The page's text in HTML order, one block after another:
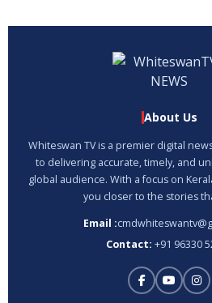
About Us
Whiteswan TV is a premier digital
to delivering accurate, timely, and
global audience. With a focus on
you closer to the stories
Email :
Contact: +91 96330